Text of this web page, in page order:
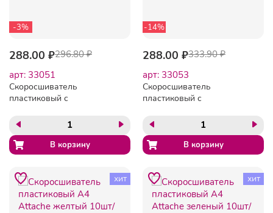
-3%
288.00 ₽296.80 ₽
арт: 33051
Скоросшиватель
пластиковый с
F612/07 17мм синий
-14%
288.00 ₽333.90 ₽
арт: 33053
Скоросшиватель
пластиковый с
F612/07 17мм черный
хит хит